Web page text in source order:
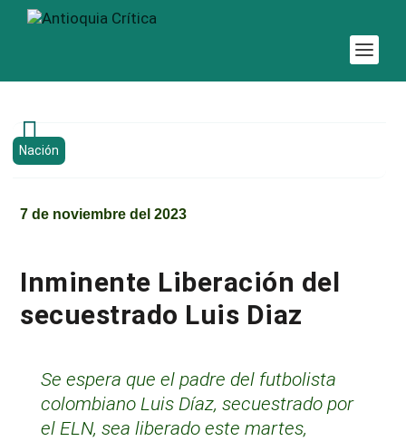

Nación
7 de noviembre del 2023
Inminente Liberación del
secuestrado Luis Diaz
Se espera que el padre del futbolista
colombiano Luis Díaz, secuestrado por
el ELN, sea liberado este martes,